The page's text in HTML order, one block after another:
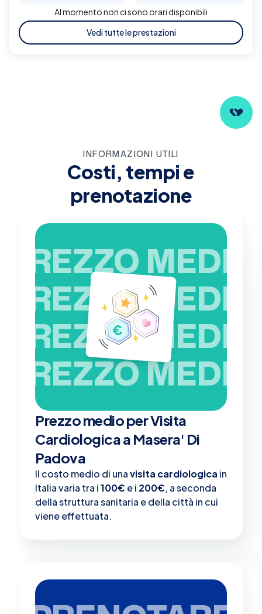
Al momento non ci sono orari disponibili
Vedi tutte le prestazioni
INFORMAZIONI UTILI
Costi, tempi e
prenotazione
PREZZO MEDIO
PREZZO MEDIO
PREZZO MEDIO
PREZZO MEDIO
Prezzo medio per Visita
Cardiologica a Masera' Di
Padova
Il costo medio di unavisita cardiologica in
Italia varia tra i100€ e i 200€, a seconda
della struttura sanitaria e della città in cui
viene effettuata.